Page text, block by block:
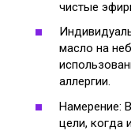
чистые
масло на
аллергии.
Намерение:
цели, когда